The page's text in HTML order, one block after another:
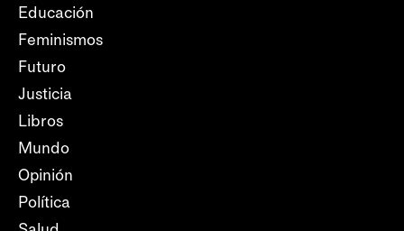
Educación
Feminismos
Futuro
Justicia
Libros
Mundo
Opinión
Política